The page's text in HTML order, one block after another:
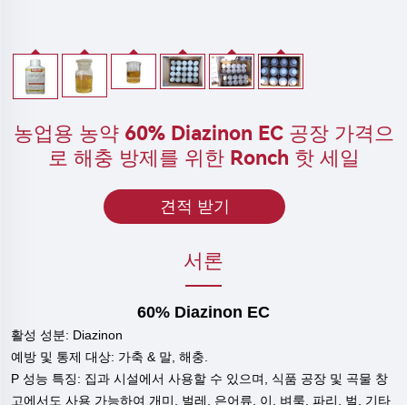
농업용 농약 60% Diazinon EC 공장 가격으
로 해충 방제를 위한 Ronch 핫 세일
견적 받기
서론
60% Diazinon EC
활성 성분: Diazinon
예방 및 통제 대상: 가축 & 말, 해충.
P 성능 특징: 집과 시설에서 사용할 수 있으며, 식품 공장 및 곡물 창
고에서도 사용 가능하여 개미, 벌레, 은어류, 이, 벼룩, 파리, 벌, 기타